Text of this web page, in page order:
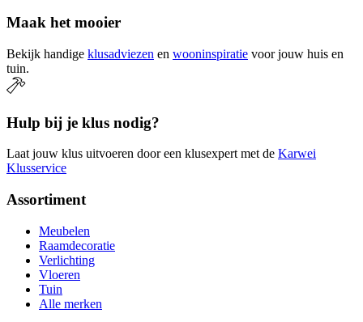
Maak het mooier
Bekijk handige klusadviezen en wooninspiratie voor jouw huis en
tuin.
Hulp bij je klus nodig?
Laat jouw klus uitvoeren door een klusexpert met de Karwei
Klusservice
Assortiment
Meubelen
Raamdecoratie
Verlichting
Vloeren
Tuin
Alle merken